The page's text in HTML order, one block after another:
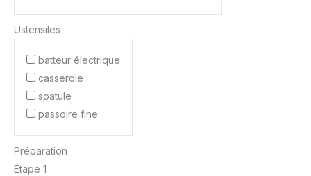
Ustensiles
batteur électrique
casserole
spatule
passoire fine
Préparation
Étape 1